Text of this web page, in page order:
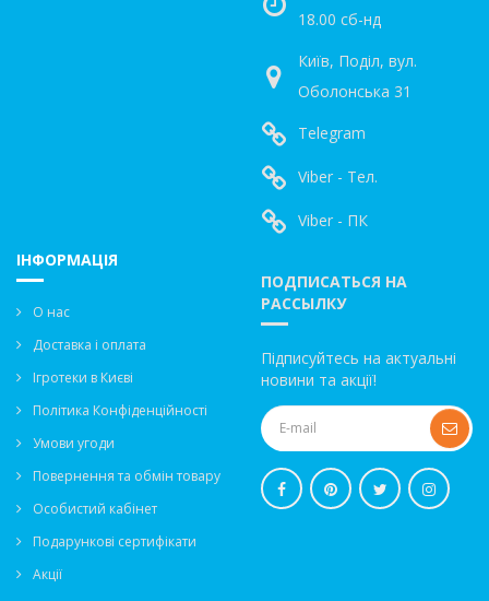
18.00 сб-нд
Київ, Поділ, вул.
Оболонська 31
Telegram
Viber - Тел.
Viber - ПК
ІНФОРМАЦІЯ
О нас
Доставка і оплата
Ігротеки в Києві
Політика Конфіденційності
Умови угоди
Повернення та обмін товару
Особистий кабінет
Подарункові сертифікати
Акції
ПОДПИСАТЬСЯ НА
РАССЫЛКУ
Підписуйтесь на актуальні
новини та акції!